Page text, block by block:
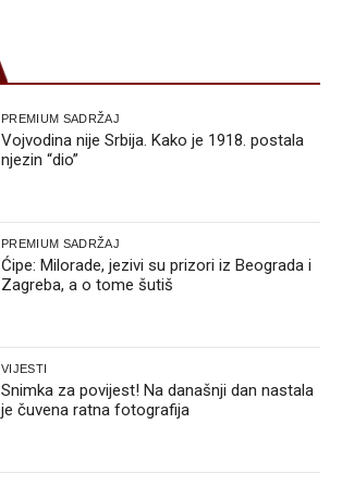
PREMIUM SADRŽAJ
Vojvodina nije Srbija. Kako je 1918. postala
njezin “dio”
PREMIUM SADRŽAJ
Ćipe: Milorade, jezivi su prizori iz Beograda i
Zagreba, a o tome šutiš
VIJESTI
Snimka za povijest! Na današnji dan nastala
je čuvena ratna fotografija